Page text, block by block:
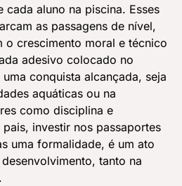
cada aluno na piscina. Esses
as passagens de nível,
o crescimento moral e técnico
adesivo colocado no
conquista alcançada, seja
aquáticas ou na
como disciplina e
investir nos passaportes
uma formalidade, é um ato
tanto na